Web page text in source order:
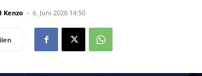
Kenzo - 6. Juni 2026 14:50